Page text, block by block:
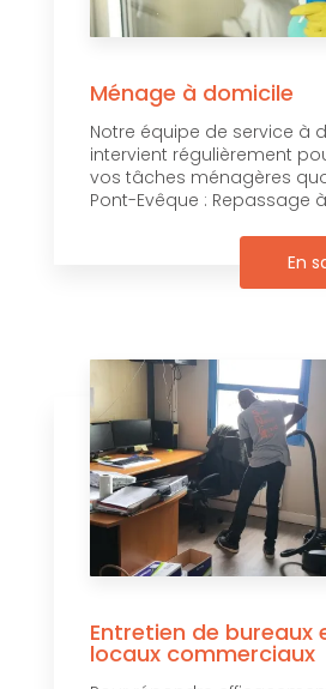
Ménage à domicile
Notre équipe de service à
intervient régulièrement
vos tâches ménagères
Pont-Evêque : Repassage
En
Entretien de bureaux
locaux commerciaux